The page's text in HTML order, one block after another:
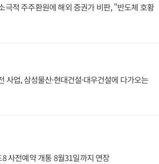
극적 주주환원에 해외 증권가 비판, "반도체 호황
사업, 삼성물산·현대건설·대우건설에 다가오는
사전예약 개통 8월31일까지 연장